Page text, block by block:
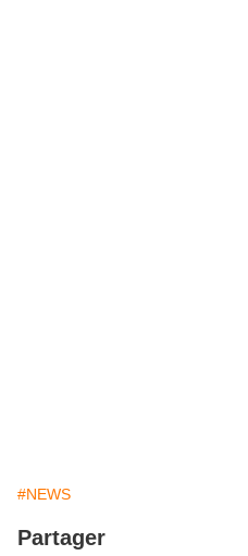
#NEWS
Partager